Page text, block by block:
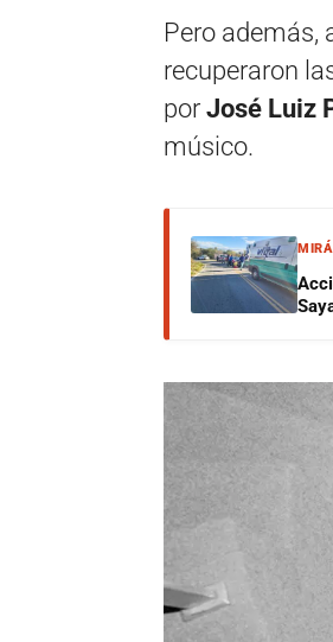
Pero además,
recuperaron
por José Luiz
músico.